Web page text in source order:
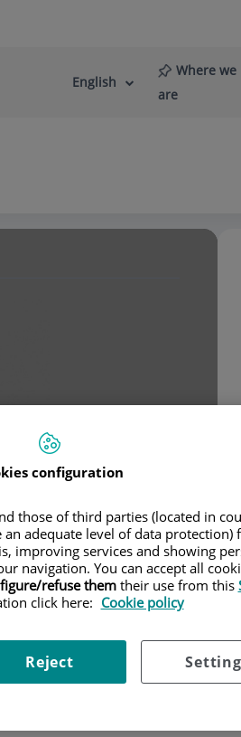
Language
Active
English
Where we
are
en los inferiores. No
modificar la forma del
configuration
those of third parties (located in
adequate level of data protection)
improving services and showing
navigation. You can accept all
refuse themtheir use from this
click here: Cookie policy
Reject